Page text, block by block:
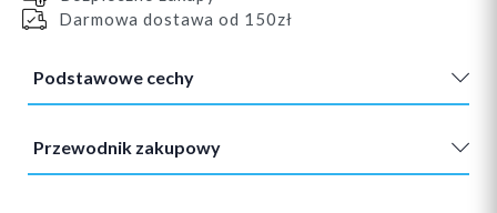
Darmowa dostawa od 150zł
Podstawowe cechy
Przewodnik zakupowy